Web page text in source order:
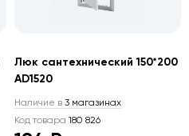
Люк сантехнический 150*200
AD1520
Наличие в 3 магазинах
Код товара 180 826